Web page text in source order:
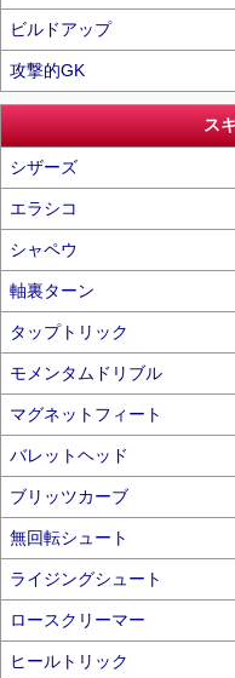
ビルドアップ
攻撃的GK
ス
シザーズ
エラシコ
シャペウ
軸裏ターン
タップトリック
モメンタムドリブル
マグネットフィート
バレットヘッド
ブリッツカーブ
無回転シュート
ライジングシュート
ロースクリーマー
ヒールトリック